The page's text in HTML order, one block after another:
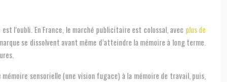
l’oubli. En France, le marché publicitaire est colossal, avec plus de
se dissolvent avant même d’atteindre la mémoire à long terme.
sensorielle (une vision fugace) à la mémoire de travail, puis,